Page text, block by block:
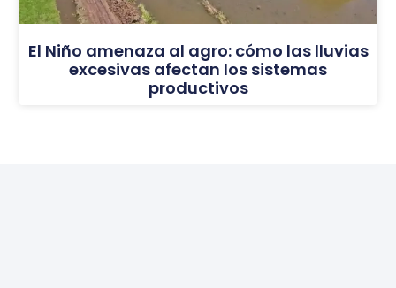
El Niño amenaza al agro: cómo las lluvias
excesivas afectan los sistemas
productivos